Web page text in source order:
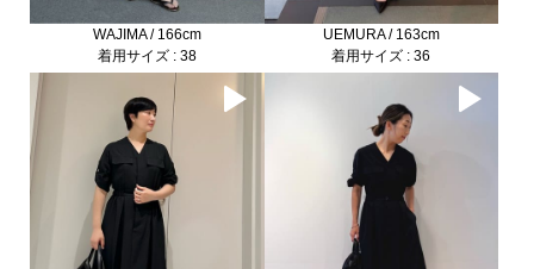
WAJIMA / 166cm
着用サイズ : 38
UEMURA / 163cm
着用サイズ : 36